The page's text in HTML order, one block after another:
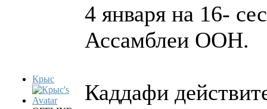
Крыс
4 января на 16-
Ассамблеи ООН.
Каддафи